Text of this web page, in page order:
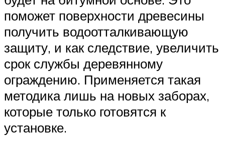
поможет поверхности древесины
получить водоотталкивающую
защиту, и как следствие, увеличить
срок службы деревянному
ограждению. Применяется такая
методика лишь на новых заборах,
которые только готовятся к
установке.